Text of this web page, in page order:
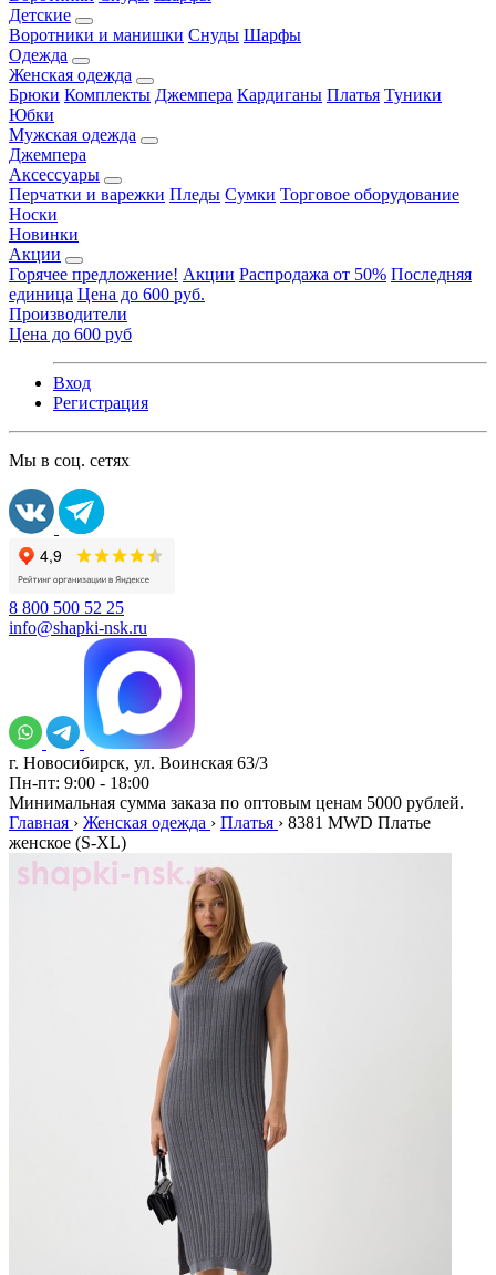
Детские
Воротники и манишки Снуды Шарфы
Одежда
Женская одежда
Брюки Комплекты Джемпера Кардиганы Платья Туники
Юбки
Мужская одежда
Джемпера
Аксессуары
Перчатки и варежки Пледы Сумки Торговое оборудование
Носки
Новинки
Акции
Горячее предложение! Акции Распродажа от 50% Последняя
единица Цена до 600 руб.
Производители
Цена до 600 руб
Вход
Регистрация
Мы в соц. сетях
8 800 500 52 25
info@shapki-nsk.ru
г. Новосибирск, ул. Воинская 63/3
Пн-пт: 9:00 - 18:00
Минимальная сумма заказа по оптовым ценам 5000 рублей.
Главная › Женская одежда › Платья › 8381 MWD Платье
женское (S-XL)